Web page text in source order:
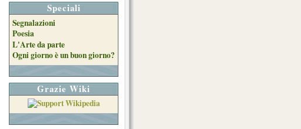
Speciali
Segnalazioni
Poesia
L'Arte da parte
Ogni giorno è un buon giorno?
Grazie Wiki